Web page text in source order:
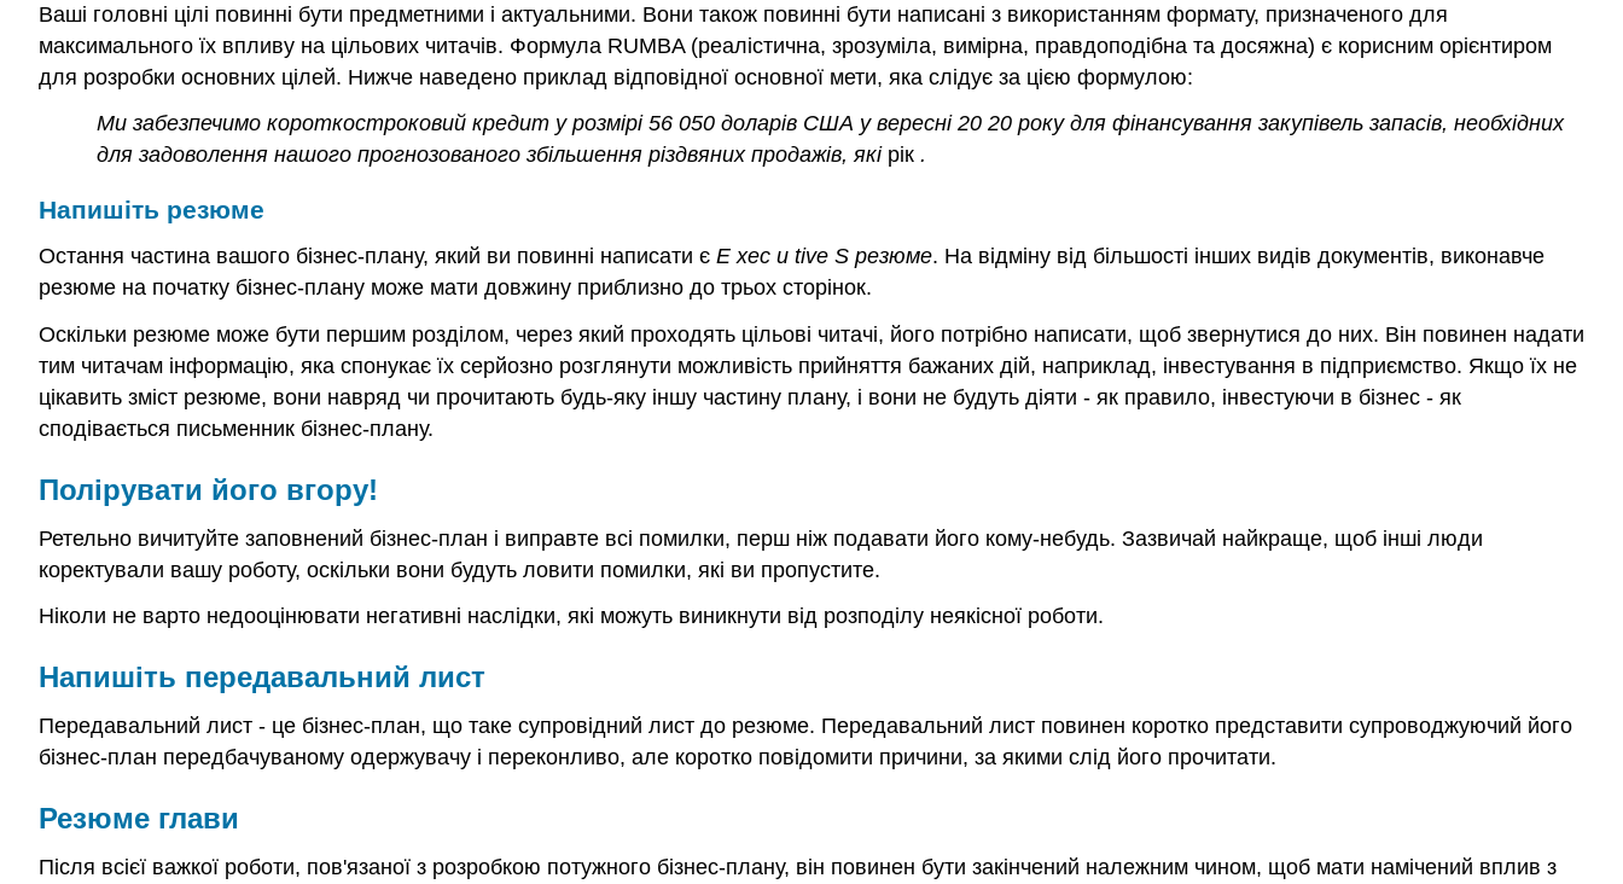
Ваші головні цілі повинні бути предметними і актуальними. Вони також повинні бути написані з використанням формату, призначеного для
максимального їх впливу на цільових читачів. Формула RUMBA (реалістична, зрозуміла, вимірна, правдоподібна та досяжна) є корисним орієнтиром
для розробки основних цілей. Нижче наведено приклад відповідної основної мети, яка слідує за цією формулою:
Ми забезпечимо короткостроковий кредит у розмірі 56 050 доларів США у вересні 20 20 року для фінансування закупівель запасів, необхідних
для задоволення нашого прогнозованого збільшення різдвяних продажів, які рік .
Напишіть резюме
Остання частина вашого бізнес-плану, який ви повинні написати є E xec u tive S резюме. На відміну від більшості інших видів документів, виконавче
резюме на початку бізнес-плану може мати довжину приблизно до трьох сторінок.
Оскільки резюме може бути першим розділом, через який проходять цільові читачі, його потрібно написати, щоб звернутися до них. Він повинен надати
тим читачам інформацію, яка спонукає їх серйозно розглянути можливість прийняття бажаних дій, наприклад, інвестування в підприємство. Якщо їх не
цікавить зміст резюме, вони навряд чи прочитають будь-яку іншу частину плану, і вони не будуть діяти - як правило, інвестуючи в бізнес - як
сподівається письменник бізнес-плану.
Полірувати його вгору!
Ретельно вичитуйте заповнений бізнес-план і виправте всі помилки, перш ніж подавати його кому-небудь. Зазвичай найкраще, щоб інші люди
коректували вашу роботу, оскільки вони будуть ловити помилки, які ви пропустите.
Ніколи не варто недооцінювати негативні наслідки, які можуть виникнути від розподілу неякісної роботи.
Напишіть передавальний лист
Передавальний лист - це бізнес-план, що таке супровідний лист до резюме. Передавальний лист повинен коротко представити супроводжуючий його
бізнес-план передбачуваному одержувачу і переконливо, але коротко повідомити причини, за якими слід його прочитати.
Резюме глави
Після всієї важкої роботи, пов'язаної з розробкою потужного бізнес-плану, він повинен бути закінчений належним чином, щоб мати намічений вплив з